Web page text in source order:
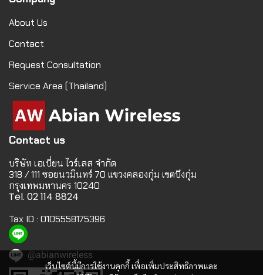
เว็บไซต์นี้มีการใช้งานคุกกี้ เพื่อเพิ่มประสิทธิภาพและ
About Us
Contact
Request Consultation
Service Area (Thailand)
Contact us
บริษัท เอเบี่ยน ไวร์เลส จำกัด
318 / 111 ซอยนวมินทร์ 70 แขวงคลองกุ่ม เขตบึงกุ่ม
กรุงเทพมหานคร 10240
Tel. 02 114 8824
Tax ID : 0105558175396
@abianwireless